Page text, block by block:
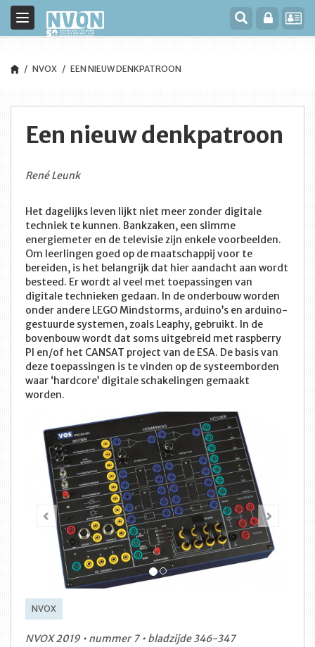
Toggle
navigation
NVOX EEN NIEUW DENKPATROON
Een nieuw denkpatroon
René Leunk
Het dagelijks leven lijkt niet meer zonder digitale
techniek te kunnen. Bankzaken, een slimme
energiemeter en de televisie zijn enkele voorbeelden.
Om leerlingen goed op de maatschappij voor te
bereiden, is het belangrijk dat hier aandacht aan wordt
besteed. Er wordt al veel met toepassingen van
digitale technieken gedaan. In de onderbouw worden
onder andere LEGO Mindstorms, arduino’s en arduino-
gestuurde systemen, zoals Leaphy, gebruikt. In de
bovenbouw wordt dat soms uitgebreid met raspberry
PI en/of het CANSAT project van de ESA. De basis van
deze toepassingen is te vinden op de systeemborden
waar ‘hardcore’ digitale schakelingen gemaakt
worden.
Vorige
NVOX
NVOX 2019 • nummer 7 • bladzijde 346-347